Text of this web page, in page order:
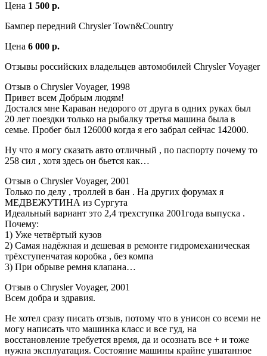
Цена 1 500 р.
Бампер передний Chrysler Town&Country
Цена 6 000 р.
Отзывы российских владельцев автомобилей Chrysler Voyager
Отзыв о Chrysler Voyager, 1998
Привет всем Добрым людям!
Достался мне Караван недорого от друга в одних руках был
20 лет поездки только на рыбалку третья машина была в
семье. Пробег был 126000 когда я его забрал сейчас 142000.
Ну что я могу сказать авто отличный , по паспорту почему то
258 сил , хотя здесь он бьется как…
Отзыв о Chrysler Voyager, 2001
Только по делу , троллей в бан . На других форумах я
МЕДВЕЖУТИНА из Сургута
Идеальный вариант это 2,4 трехступка 2001года выпуска .
Почему:
1) Уже четвёртый кузов
2) Самая надёжная и дешевая в ремонте гидромеханическая
трёхступенчатая коробка , без компа
3) При обрыве ремня клапана…
Отзыв о Chrysler Voyager, 2001
Всем добра и здравия.
Не хотел сразу писать отзыв, потому что в унисон со всеми не
могу написать что машинка класс и все гуд, на
восстановление требуется время, да и осознать все + и тоже
нужна эксплуатация. Состояние машины крайне ушатанное